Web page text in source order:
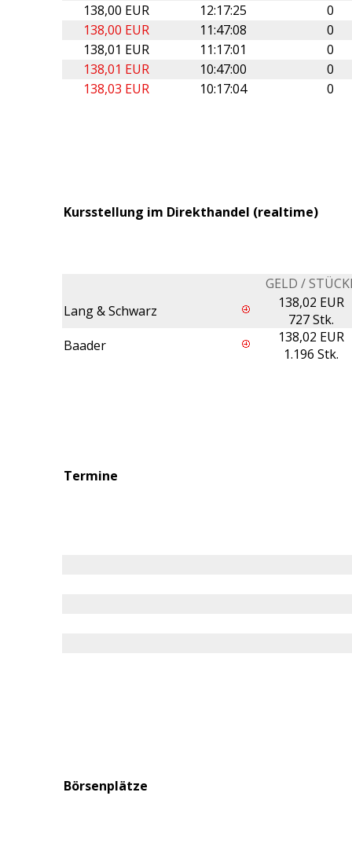
138,00 EUR
12:17:25
0
138,00 EUR
11:47:08
0
138,01 EUR
11:17:01
0
138,01 EUR
10:47:00
0
138,03 EUR
10:17:04 0
Kursstellung im Direkthandel (realtime)
GELD /
Lang & Schwarz
138,02 EUR
727 Stk.
Baader
138,02 EUR
1.196 Stk.
Termine
Börsenplätze